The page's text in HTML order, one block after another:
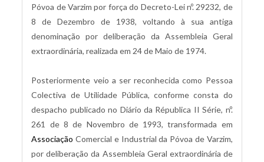
Póvoa de Varzim por força do Decreto-Lei nº. 29232, de
8 de Dezembro de 1938, voltando à sua antiga
denominação por deliberação da Assembleia Geral
extraordinária, realizada em 24 de Maio de 1974.
Posteriormente veio a ser reconhecida como Pessoa
Colectiva de Utilidade Pública, conforme consta do
despacho publicado no Diário da Républica II Série, nº.
261 de 8 de Novembro de 1993, transformada em
Associação Comercial e Industrial da Póvoa de Varzim,
por deliberação da Assembleia Geral extraordinária de